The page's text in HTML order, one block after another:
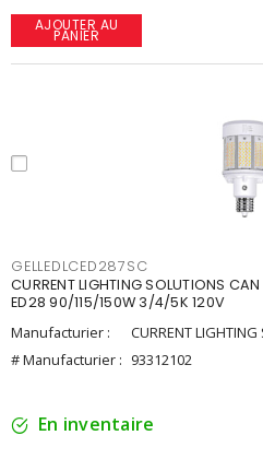
AJOUTER AU
PANIER
GELLEDLCED287SC
CURRENT LIGHTING SOLUTIONS CAN
ED28 90/115/150W 3/4/5K 120V
Manufacturier :
CURRENT
# Manufacturier : 93312102
En inventaire